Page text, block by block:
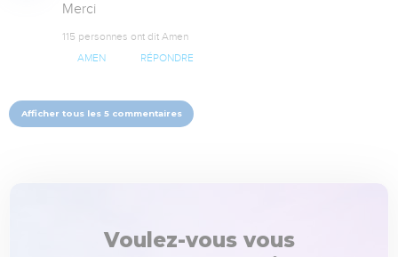
Merci
115 personnes ont dit Amen
AMEN RÉPONDRE
Afficher tous les 5 commentaires
Voulez-vous vous